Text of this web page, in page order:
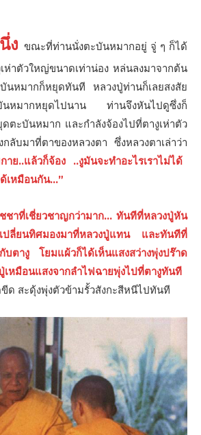
ง ขณะที่ท่านนั่งตะบันหมากอยู่ จู่ ๆ ก็ได้
ห่าตัวใหญ่ขนาดเท่าน่อง หล่นลงมาจากต้น
นหมากก็หยุดทันที หลวงปู่ท่านก็เลยสงสัย
บันหมากหยุดไปนาน ท่านจึงหันไปดูซึ่งก็
ตะบันหมาก และกำลังจ้องไปที่ตางูเห่าตัว
ลับมาที่ตาของหลวงตา ซึ่งหลวงตาเล่าว่า
าย..แล้วก็จ้อง ..งูมันจะทำอะไรเราไม่ได้
ด้เหมือนกัน…”
ชาที่เชี่ยวชาญกว่ามาก… ทันทีที่หลวงปู่หัน
ปลี่ยนทิศมองมาที่หลวงปู่แทน และทันทีที่
บตางู โยมแผ้วก็ได้เห็นแสงสว่างพุ่งปร๊าด
เหมือนแสงจากลำไฟฉายพุ่งไปที่ตางูทันที
ด สะดุ้งพุ่งตัวข้ามรั้วสังกะสีหนีไปทันที